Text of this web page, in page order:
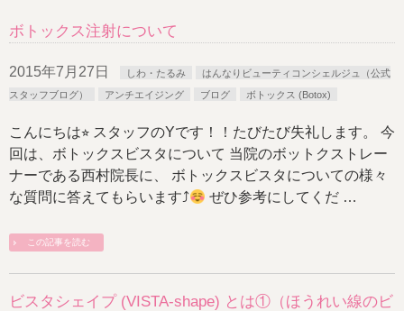
ボトックス注射について
2015年7月27日 しわ・たるみ
はんなりビューティコンシェルジュ（公式
スタッフブログ）
アンチエイジング ブログ ボトックス (Botox)
こんにちは⭐︎ スタッフのYです！！たびたび失礼します。 今
回は、ボトックスビスタについて 当院のボットクストレー
ナーである西村院長に、 ボトックスビスタについての様々
な質問に答えてもらいます⤴︎ ぜひ参考にしてくだ …
この記事を読む
ビスタシェイプ (VISTA-shape) とは①（ほうれい線のビ